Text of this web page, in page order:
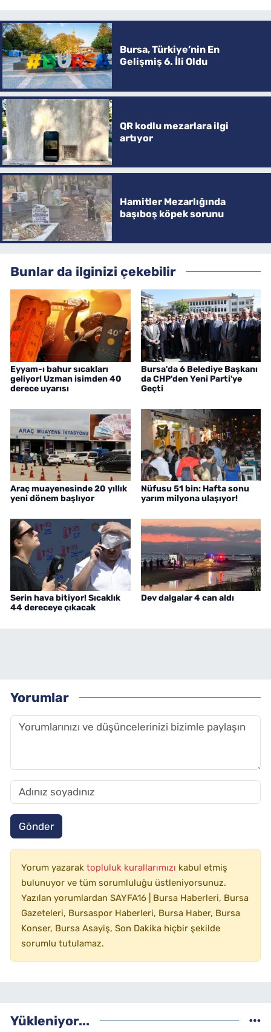
Bursa, Türkiye’nin En
Gelişmiş 6. İli Oldu
QR kodlu mezarlara ilgi
artıyor
Hamitler Mezarlığında
başıboş köpek sorunu
Bunlar da ilginizi çekebilir
Eyyam-ı bahur sıcakları
geliyor! Uzman isimden 40
derece uyarısı
Bursa'da 6 Belediye Başkanı
da CHP'den Yeni Parti'ye
Geçti
Araç muayenesinde 20 yıllık
yeni dönem başlıyor
Nüfusu 51 bin: Hafta sonu
yarım milyona ulaşıyor!
Serin hava bitiyor! Sıcaklık
44 dereceye çıkacak
Dev dalgalar 4 can aldı
Yorumlar
Gönder
Yorum yazarak topluluk kurallarımızı kabul etmiş
bulunuyor ve tüm sorumluluğu üstleniyorsunuz.
Yazılan yorumlardan SAYFA16 | Bursa Haberleri, Bursa
Gazeteleri, Bursaspor Haberleri, Bursa Haber, Bursa
Konser, Bursa Asayiş, Son Dakika hiçbir şekilde
sorumlu tutulamaz.
Yükleniyor...